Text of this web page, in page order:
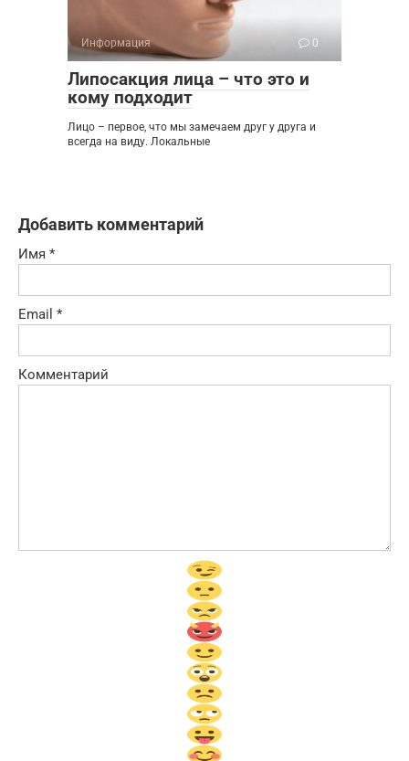
Информация 0
Липосакция лица – что это и
кому подходит
Лицо – первое, что мы замечаем друг у друга и
всегда на виду. Локальные
Добавить комментарий
Имя *
Email *
Комментарий